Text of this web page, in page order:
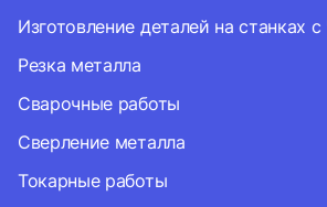
Изготовление деталей на станках
Резка металла
Сварочные работы
Сверление металла
Токарные работы